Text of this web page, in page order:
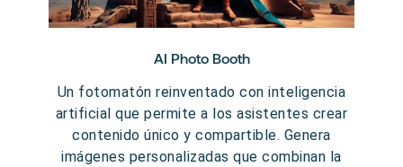
AI Photo Booth
Un fotomatón reinventado con inteligencia
artificial que permite a los asistentes crear
contenido único y compartible. Genera
imágenes personalizadas que combinan la